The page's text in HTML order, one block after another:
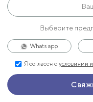
Выберите
Whats app
Я согласен с условиями